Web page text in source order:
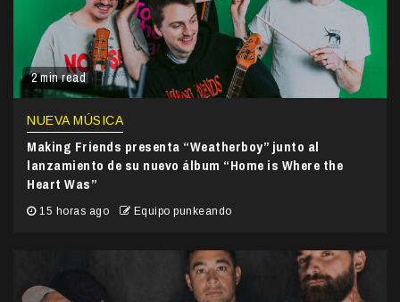
2 min read
NUEVA MÚSICA
Making Friends presenta “Weatherboy” junto al
lanzamiento de su nuevo álbum “Home is Where the
Heart Was”
15 horas ago Equipo punkeando